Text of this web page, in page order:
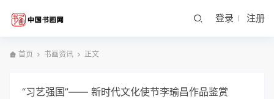
登录 注册
首页 书画资讯 正文
“习艺强国”―― 新时代文化使节李瑜昌作品鉴赏